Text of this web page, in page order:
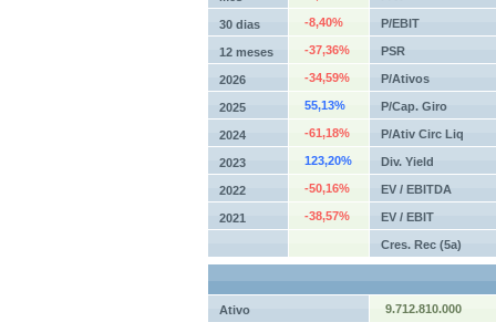
30 dias -8,40% P/EBIT
12 meses -37,36% PSR
2026 -34,59% P/Ativos
2025 55,13% P/Cap. Giro
2024 -61,18% P/Ativ Circ Liq
2023 123,20% Div. Yield
2022 -50,16% EV / EBITDA
2021 -38,57% EV / EBIT
Cres. Rec (5a)
Ativo 9.712.810.000